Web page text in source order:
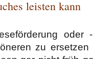
leisten kann
oder
zu